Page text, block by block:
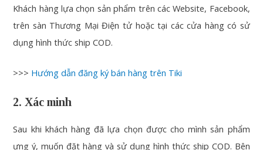
Khách hàng lựa chọn sản phẩm trên các Website, Facebook,
trên sàn Thương Mại Điện tử hoặc tại các cửa hàng có sử
dụng hình thức ship COD.
>>> Hướng dẫn đăng ký bán hàng trên Tiki
2. Xác minh
Sau khi khách hàng đã lựa chọn được cho mình sản phẩm
ưng ý, muốn đặt hàng và sử dụng hình thức ship COD. Bên